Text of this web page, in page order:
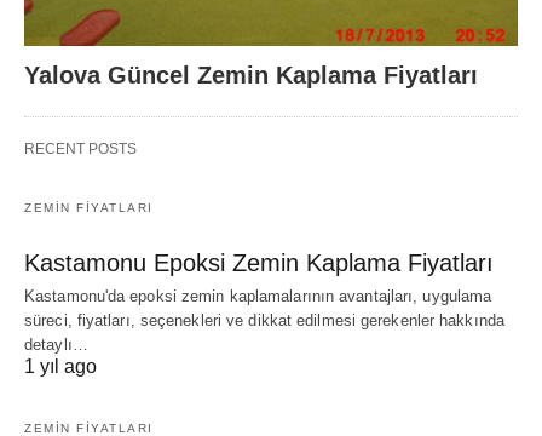
Yalova Güncel Zemin Kaplama Fiyatları
RECENT POSTS
ZEMIN FIYATLARI
Kastamonu Epoksi Zemin Kaplama Fiyatları
Kastamonu'da epoksi zemin kaplamalarının avantajları, uygulama
süreci, fiyatları, seçenekleri ve dikkat edilmesi gerekenler hakkında
detaylı…
1 yıl ago
ZEMIN FIYATLARI